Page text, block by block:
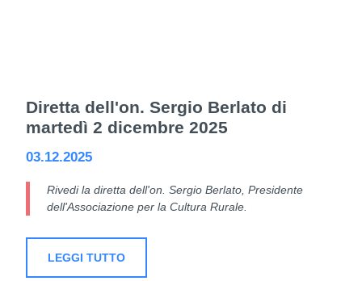
Diretta dell'on. Sergio Berlato di
martedì 2 dicembre 2025
03.12.2025
Rivedi la diretta dell'on. Sergio Berlato, Presidente
dell'Associazione per la Cultura Rurale.
LEGGI TUTTO